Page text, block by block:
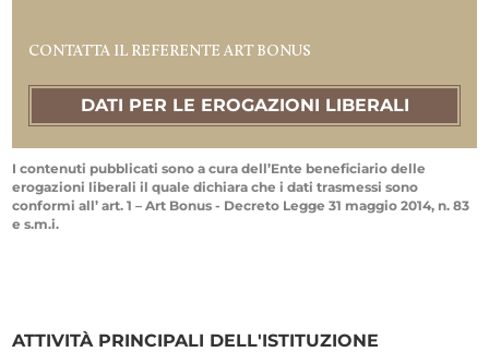
CONTATTA IL REFERENTE ART BONUS
DATI PER LE EROGAZIONI LIBERALI
I contenuti pubblicati sono a cura dell’Ente beneficiario delle
erogazioni liberali il quale dichiara che i dati trasmessi sono
conformi all’ art. 1 – Art Bonus - Decreto Legge 31 maggio 2014, n. 83
e s.m.i.
ATTIVITÀ PRINCIPALI DELL'ISTITUZIONE